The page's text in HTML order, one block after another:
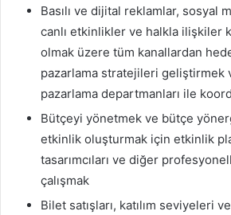
Basılı ve dijital reklamlar, sosyal
canlı etkinlikler ve halkla ilişkiler
olmak üzere tüm kanallardan
pazarlama stratejileri geliştirmek
pazarlama departmanları ile
Bütçeyi yönetmek ve bütçe
etkinlik oluşturmak için etkinlik
tasarımcıları ve diğer
çalışmak
Bilet satışları, katılım seviyeleri